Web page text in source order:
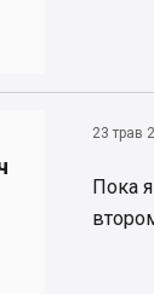
23 трав
Пока